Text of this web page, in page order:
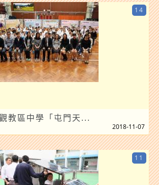
教區中學「屯門天...
14
2018-11-07
11